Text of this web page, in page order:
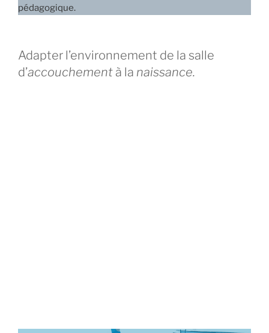
pédagogique.
Adapter l’environnement de la salle
d’accouchement à la naissance.